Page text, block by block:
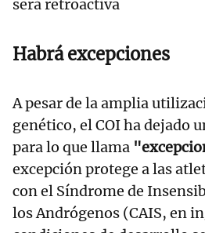
será retroactiva
Habrá excepciones
A pesar de la amplia
genético, el COI ha dejado
para lo que llama
excepción protege a las
con el Síndrome de
los Andrógenos (CAIS, en